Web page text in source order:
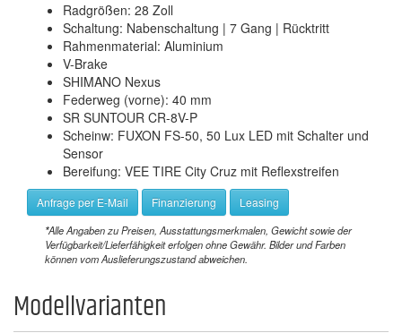
Radgrößen: 28 Zoll
Schaltung: Nabenschaltung | 7 Gang | Rücktritt
Rahmenmaterial: Aluminium
V-Brake
SHIMANO Nexus
Federweg (vorne): 40 mm
SR SUNTOUR CR-8V-P
Scheinw: FUXON FS-50, 50 Lux LED mit Schalter und
Sensor
Bereifung: VEE TIRE City Cruz mit Reflexstreifen
Anfrage per E-Mail Finanzierung Leasing
*Alle Angaben zu Preisen, Ausstattungsmerkmalen, Gewicht sowie der
Verfügbarkeit/Lieferfähigkeit erfolgen ohne Gewähr. Bilder und Farben
können vom Auslieferungszustand abweichen.
Modellvarianten